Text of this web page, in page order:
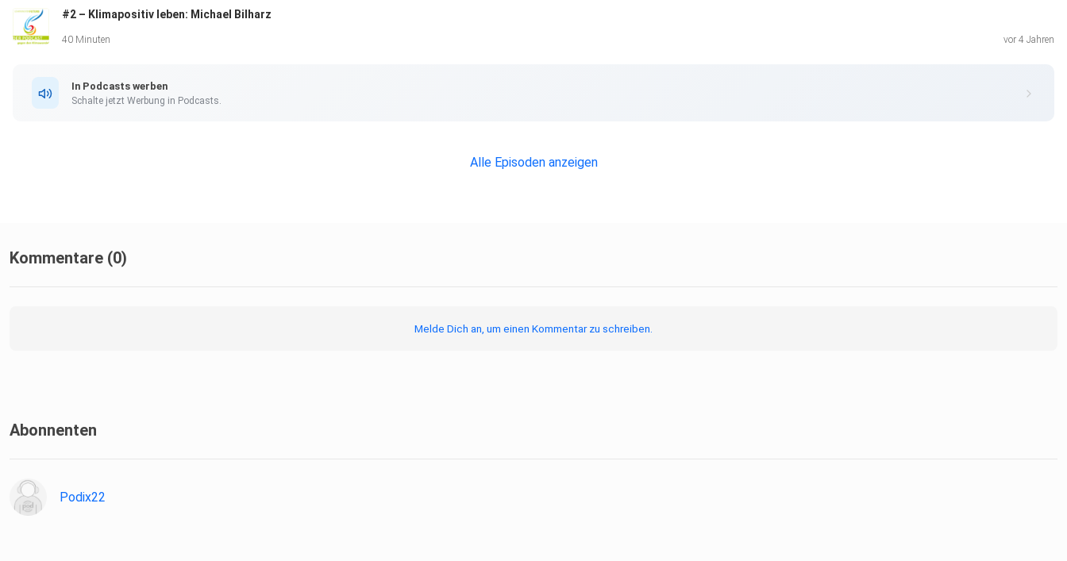
#2 – Klimapositiv leben: Michael Bilharz
40 Minuten vor 4 Jahren
In Podcasts werben
Schalte jetzt Werbung in Podcasts.
Alle Episoden anzeigen
Kommentare (0)
Melde Dich an, um einen Kommentar zu schreiben.
Abonnenten
Podix22